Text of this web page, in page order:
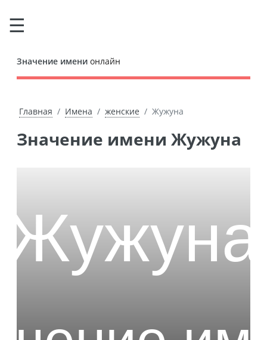
Значение имени онлайн
Главная Имена женские Жужуна
Значение имени Жужуна